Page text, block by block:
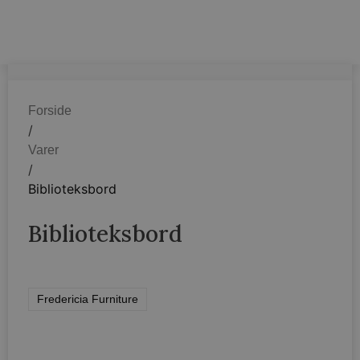
Forside
/
Varer
/
Biblioteksbord
Biblioteksbord
Fredericia Furniture